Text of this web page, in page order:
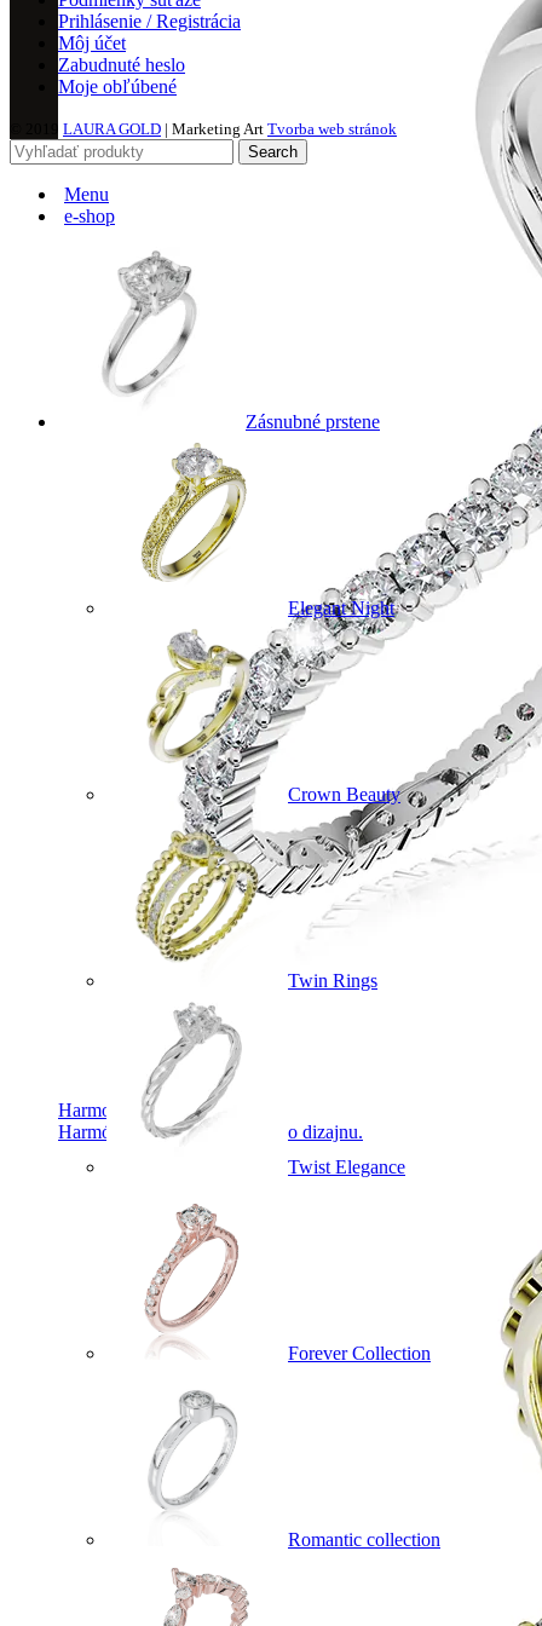
Harmony
Harmónia klasiky a moderného dizajnu.
Prihlásenie / Registrácia
Môj účet
Zabudnuté heslo
Moje obľúbené
LAURA GOLD | Marketing Art Tvorba web stránok
Search
Menu
e-shop
Zásnubné prstene
Elegant Night
Crown Beauty
Twin Rings
Twist Elegance
Forever Collection
Romantic collection